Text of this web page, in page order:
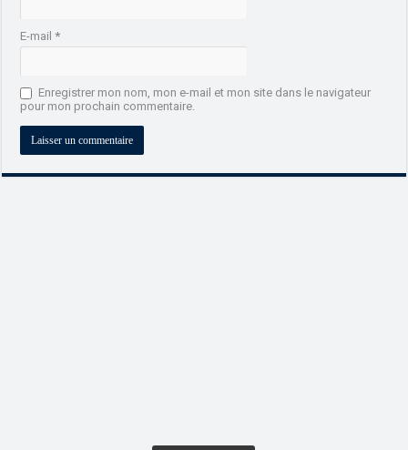
E-mail*
Enregistrer mon nom, mon e-mail et mon site dans le navigateur
pour mon prochain commentaire.